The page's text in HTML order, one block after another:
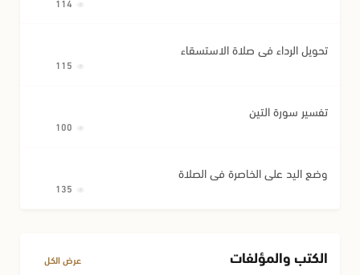
تحويل الرداء في صلاة الاستسقاء
تفسير سورة التين
وضع اليد على الخاصرة في الصلاة
الكتب والمؤلفات عرض الكل